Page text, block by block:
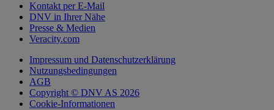
Kontakt per E-Mail
DNV in Ihrer Nähe
Presse & Medien
Veracity.com
Impressum und Datenschutzerklärung
Nutzungsbedingungen
AGB
Copyright © DNV AS 2026
Cookie-Informationen